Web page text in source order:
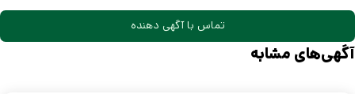
تماس با آگهی دهنده
آگهی‌های مشابه